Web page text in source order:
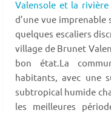
Valensole et la rivière
d’une vue imprenable
quelques escaliers
village de Brunet
bon état.La
habitants, avec une
subtropical humide
les meilleures